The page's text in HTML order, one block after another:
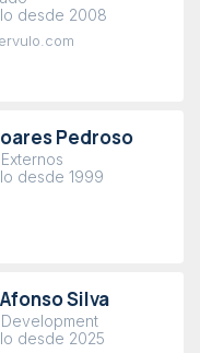
desde 2008
Pedroso
desde 1999
Silva
desde 2025